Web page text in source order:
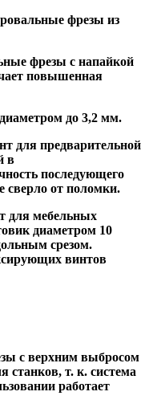
фрезы из
фрезы с напайкой
повышенная
до 3,2 мм.
для предварительной
в
последующего
сверло от поломки.
для мебельных
диаметром 10
срезом.
винтов
с верхним выбросом
станков, т. к. система
работает